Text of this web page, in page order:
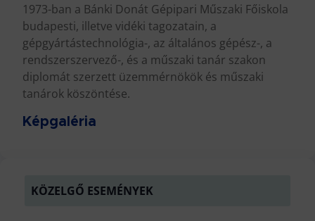
1973-ban a Bánki Donát Gépipari Műszaki Főiskola
budapesti, illetve vidéki tagozatain, a
gépgyártástechnológia-, az általános gépész-, a
rendszerszervező-, és a műszaki tanár szakon
diplomát szerzett üzemmérnökök és műszaki
tanárok köszöntése.
Képgaléria
KÖZELGŐ ESEMÉNYEK